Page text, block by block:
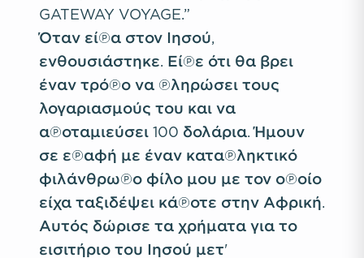
GATEWAY VOYAGE.”
Όταν είπα στον Ιησού,
ενθουσιάστηκε. Είπε ότι θα βρει
έναν τρόπο να πληρώσει τους
λογαριασμούς του και να
αποταμιεύσει 100 δολάρια. Ήμουν
σε επαφή με έναν καταπληκτικό
φιλάνθρωπο φίλο μου με τον οποίο
είχα ταξιδέψει κάποτε στην Αφρική.
Αυτός δώρισε τα χρήματα για το
εισιτήριο του Ιησού μετ'